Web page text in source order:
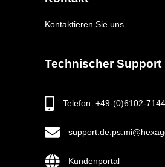
Kontaktieren Sie uns
Technischer Support
Telefon: +49-(0)6102-
Kundenportal